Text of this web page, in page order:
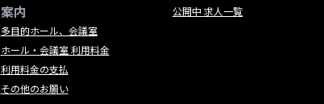
案内
多目的ホール、会議室
ホール・会議室 利用料金
利用料金の支払
その他のお願い
公開中 求人一覧